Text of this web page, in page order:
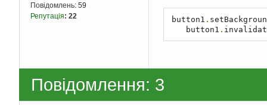
Повідомлень: 59
Репутація: 22 button1 .
    button1
.
Повідомлення: 3